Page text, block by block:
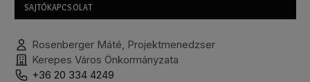
SAJTÓKAPCSOLAT
Rosenberger Máté, Projektmenedzser
Kerepes Város Önkormányzata
+36 20 334 4249